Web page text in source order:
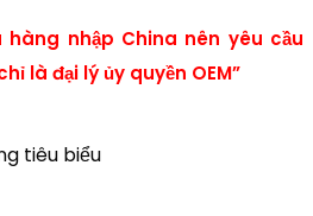
hàng nhập China nên yêu cầu
là đại lý ủy quyền OEM”
tiêu biểu